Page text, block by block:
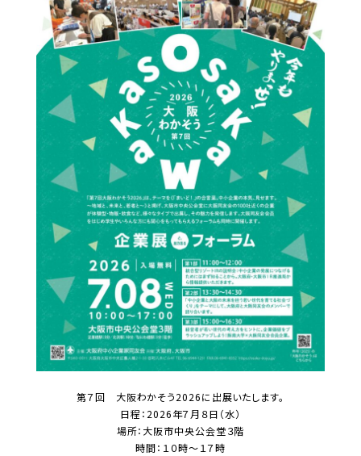
第７回 大阪わかそう2026に出展いたします。
日程：2026年７月８日（水）
場所：大阪市中央公会堂３階
時間：１０時～１７時